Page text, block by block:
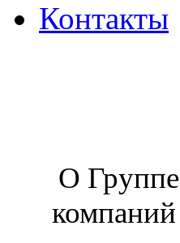
Контакты
О Группе
компаний